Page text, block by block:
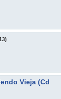
Vieja (Cd